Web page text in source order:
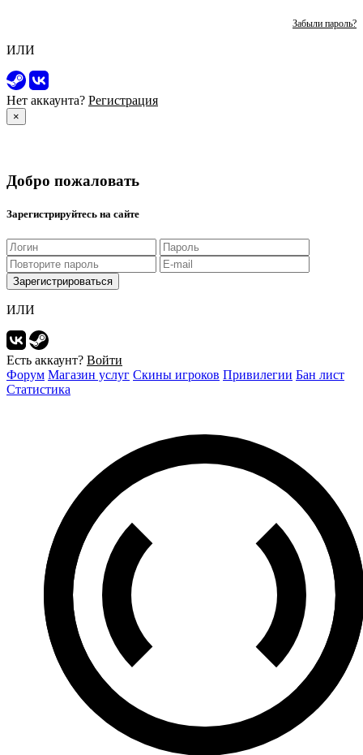
Забыли пароль?
ИЛИ
Нет аккаунта? Регистрация
×
Добро пожаловать
Зарегистрируйтесь на сайте
Зарегистрироваться
ИЛИ
Есть аккаунт? Войти
Форум Магазин услуг Скины игроков Привилегии Бан лист
Статистика